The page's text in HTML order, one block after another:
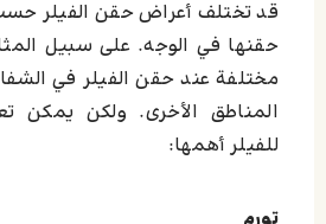
قد تختلف أعراض حقن الفيلر
حقنها في الوجه. على سبيل
مختلفة عند حقن الفيلر في
المناطق الأخرى. ولكن يمكن
للفيلر أهمها: